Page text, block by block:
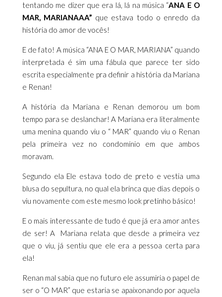
tentando me dizer que era lá, lá na música “ANA E O
MAR, MARIANAAA” que estava todo o enredo da
história do amor de vocês!
E de fato! A música “ANA E O MAR, MARIANA” quando
interpretada é sim uma fábula que parece ter sido
escrita especialmente pra definir a história da Mariana
e Renan!
A história da Mariana e Renan demorou um bom
tempo para se deslanchar! A Mariana era literalmente
uma menina quando viu o “ MAR” quando viu o Renan
pela primeira vez no condomínio em que ambos
moravam.
Segundo ela Ele estava todo de preto e vestia uma
blusa do sepultura, no qual ela brinca que dias depois o
viu novamente com este mesmo look pretinho básico!
E o mais interessante de tudo é que já era amor antes
de ser! A Mariana relata que desde a primeira vez
que o viu, já sentiu que ele era a pessoa certa para
ela!
Renan mal sabia que no futuro ele assumiria o papel de
ser o “O MAR” que estaria se apaixonando por aquela